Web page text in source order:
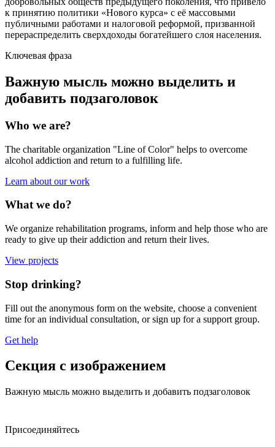
к принятию политики «Нового курса» с её массовыми
публичными работами и налоговой реформой, призванной
перераспределить сверхдоходы богатейшего слоя населения.
Ключевая фраза
Важную мысль можно выделить и
добавить подзаголовок
Who we are?
The charitable organization "Line of Color" helps to overcome
alcohol addiction and return to a fulfilling life.
Learn about our work
What we do?
We organize rehabilitation programs, inform and help those who are
ready to give up their addiction and return their lives.
View projects
Stop drinking?
Fill out the anonymous form on the website, choose a convenient
time for an individual consultation, or sign up for a support group.
Get help
Секция с изображением
Важную мысль можно выделить и добавить подзаголовок
Присоединяйтесь